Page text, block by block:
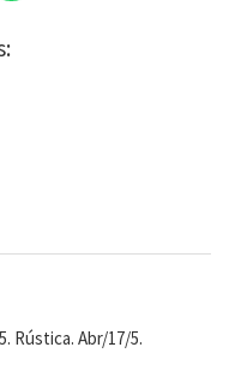
Rústica. Abr/17/5.